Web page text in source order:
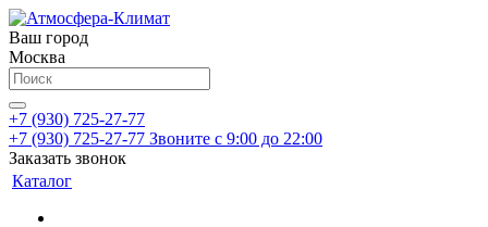
Ваш город
Москва
+7 (930) 725-27-77
+7 (930) 725-27-77 Звоните с 9:00 до 22:00
Заказать звонок
Каталог